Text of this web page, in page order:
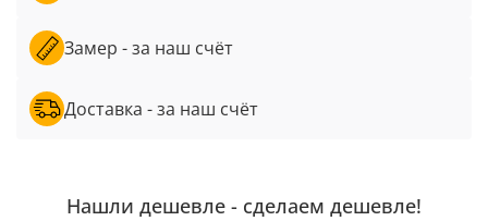
Замер - за наш счёт
Доставка - за наш счёт
Нашли дешевле - сделаем дешевле!